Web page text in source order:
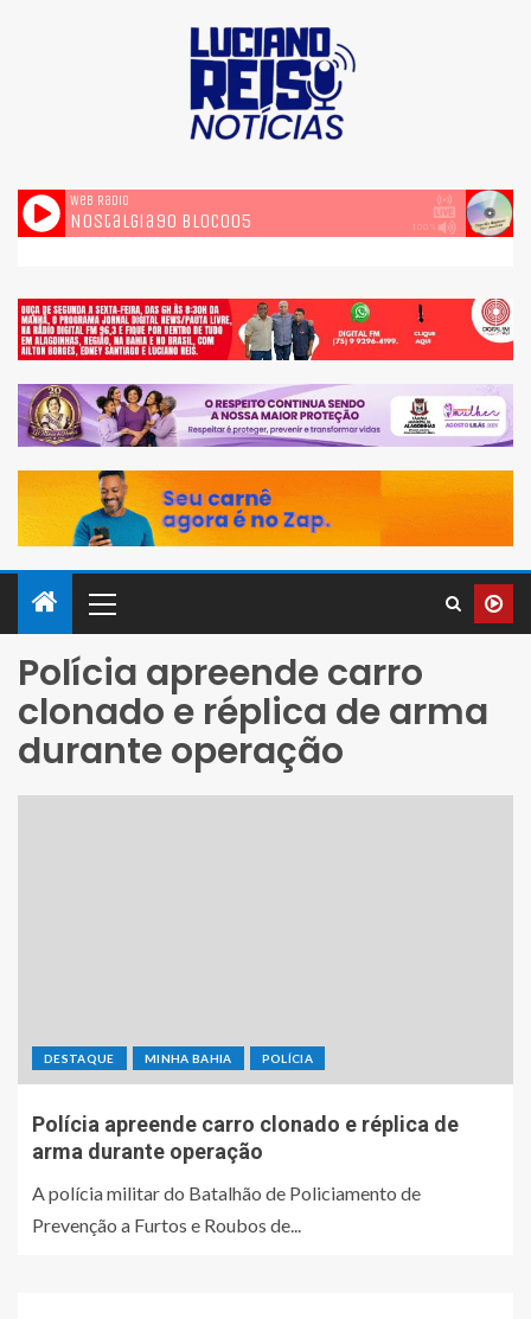
Polícia apreende carro
clonado e réplica de arma
durante operação
DESTAQUE MINHA BAHIA POLÍCIA
Polícia apreende carro clonado e réplica de
arma durante operação
A polícia militar do Batalhão de Policiamento de
Prevenção a Furtos e Roubos de...